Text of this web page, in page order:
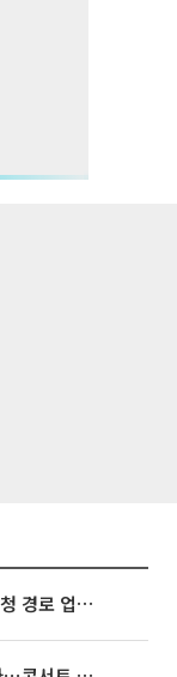
태풍 '돌핀' 오키나와 접근…일본기상청 경로 업데이트